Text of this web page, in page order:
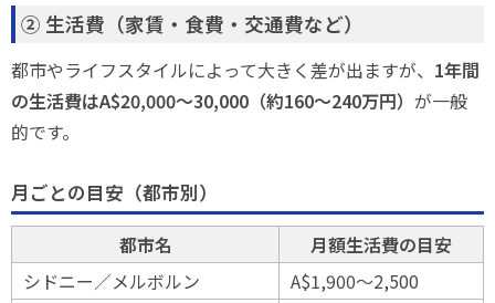
② 生活費（家賃・食費・交通費など）
都市やライフスタイルによって大きく差が出ますが、 1年間
の生活費はA$20,000〜30,000（約160〜240万円） が一般
的です。
月ごとの目安（都市別）
都市名
月額生活費の目安
シドニー／メルボルン
A$1,900〜2,500